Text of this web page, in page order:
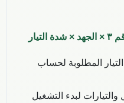
المطلوبة لحساب
لبدء التشغيل